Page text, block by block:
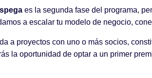
es la segunda fase del programa,
a escalar tu modelo de negocio,
a proyectos con uno o más socios,
la oportunidad de optar a un primer